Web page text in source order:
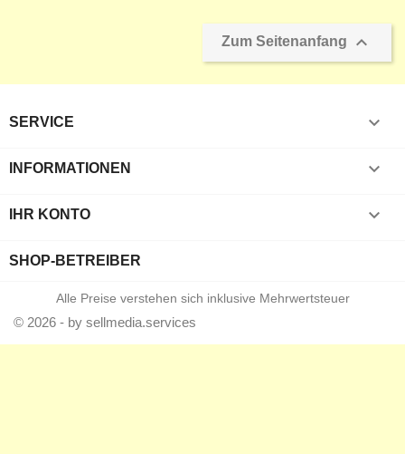
Zum Seitenanfang 
SERVICE 
INFORMATIONEN 
IHR KONTO 
SHOP-BETREIBER
Alle Preise verstehen sich inklusive Mehrwertsteuer
© 2026 - by sellmedia.services